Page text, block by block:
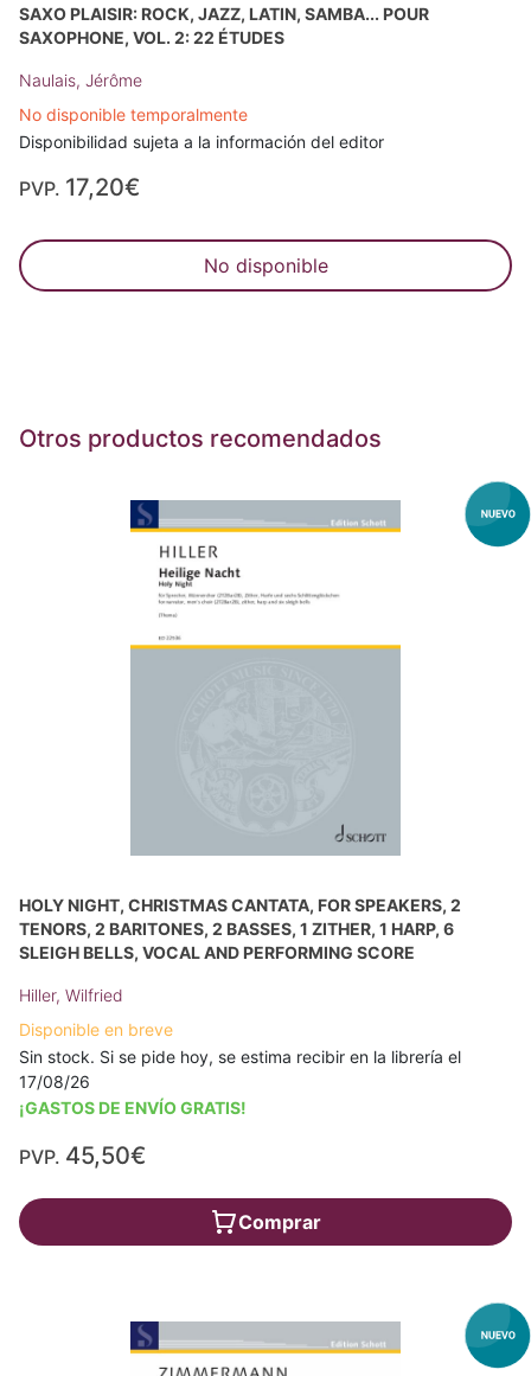
SAXO PLAISIR: ROCK, JAZZ, LATIN, SAMBA... POUR
SAXOPHONE, VOL. 2: 22 ÉTUDES
Naulais, Jérôme
No disponible temporalmente
Disponibilidad sujeta a la información del editor
PVP. 17,20€
No disponible
Otros productos recomendados
HOLY NIGHT, CHRISTMAS CANTATA, FOR SPEAKERS, 2
TENORS, 2 BARITONES, 2 BASSES, 1 ZITHER, 1 HARP, 6
SLEIGH BELLS, VOCAL AND PERFORMING SCORE
Hiller, Wilfried
Disponible en breve
Sin stock. Si se pide hoy, se estima recibir en la librería el
17/08/26
¡GASTOS DE ENVÍO GRATIS!
PVP. 45,50€
Comprar